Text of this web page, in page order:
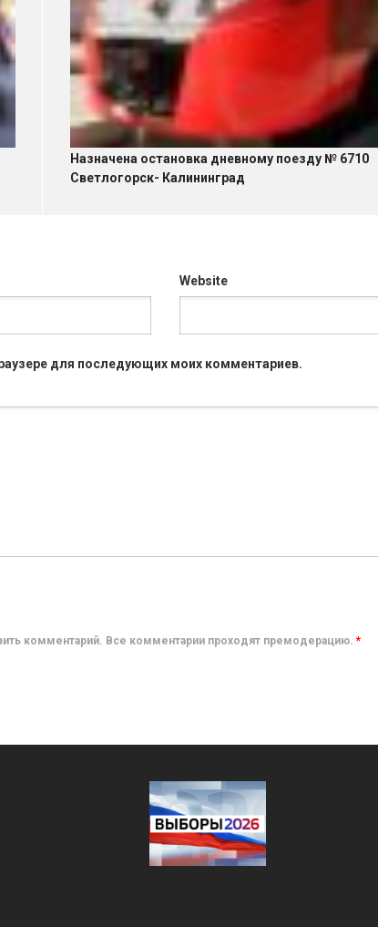
Назначена остановка дневному поезду № 6710
Светлогорск- Калининград
Website
для последующих моих комментариев.
комментарий. Все комментарии проходят премодерацию. *